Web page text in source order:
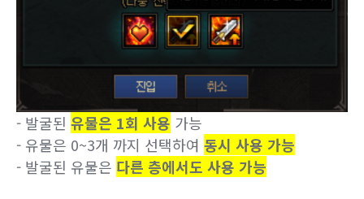
- 발굴된 유물은 1회 사용 가능
- 유물은 0~3개 까지 선택하여 동시 사용 가능
- 발굴된 유물은 다른 층에서도 사용 가능